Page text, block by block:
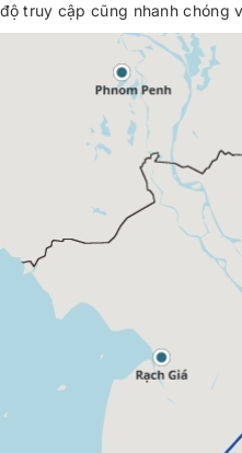
truy cập cũng nhanh chóng